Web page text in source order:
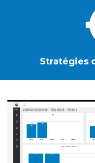
Stratégies